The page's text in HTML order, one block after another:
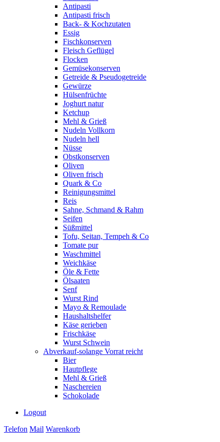
Antipasti
Antipasti frisch
Back- & Kochzutaten
Essig
Fischkonserven
Fleisch Geflügel
Flocken
Gemüsekonserven
Getreide & Pseudogetreide
Gewürze
Hülsenfrüchte
Joghurt natur
Ketchup
Mehl & Grieß
Nudeln Vollkorn
Nudeln hell
Nüsse
Obstkonserven
Oliven
Oliven frisch
Quark & Co
Reinigungsmittel
Reis
Sahne, Schmand & Rahm
Seifen
Süßmittel
Tofu, Seitan, Tempeh & Co
Tomate pur
Waschmittel
Weichkäse
Öle & Fette
Ölsaaten
Senf
Wurst Rind
Mayo & Remoulade
Haushaltshelfer
Käse gerieben
Frischkäse
Wurst Schwein
Abverkauf-solange Vorrat reicht
Bier
Hautpflege
Mehl & Grieß
Naschereien
Schokolade
Logout
Telefon Mail Warenkorb